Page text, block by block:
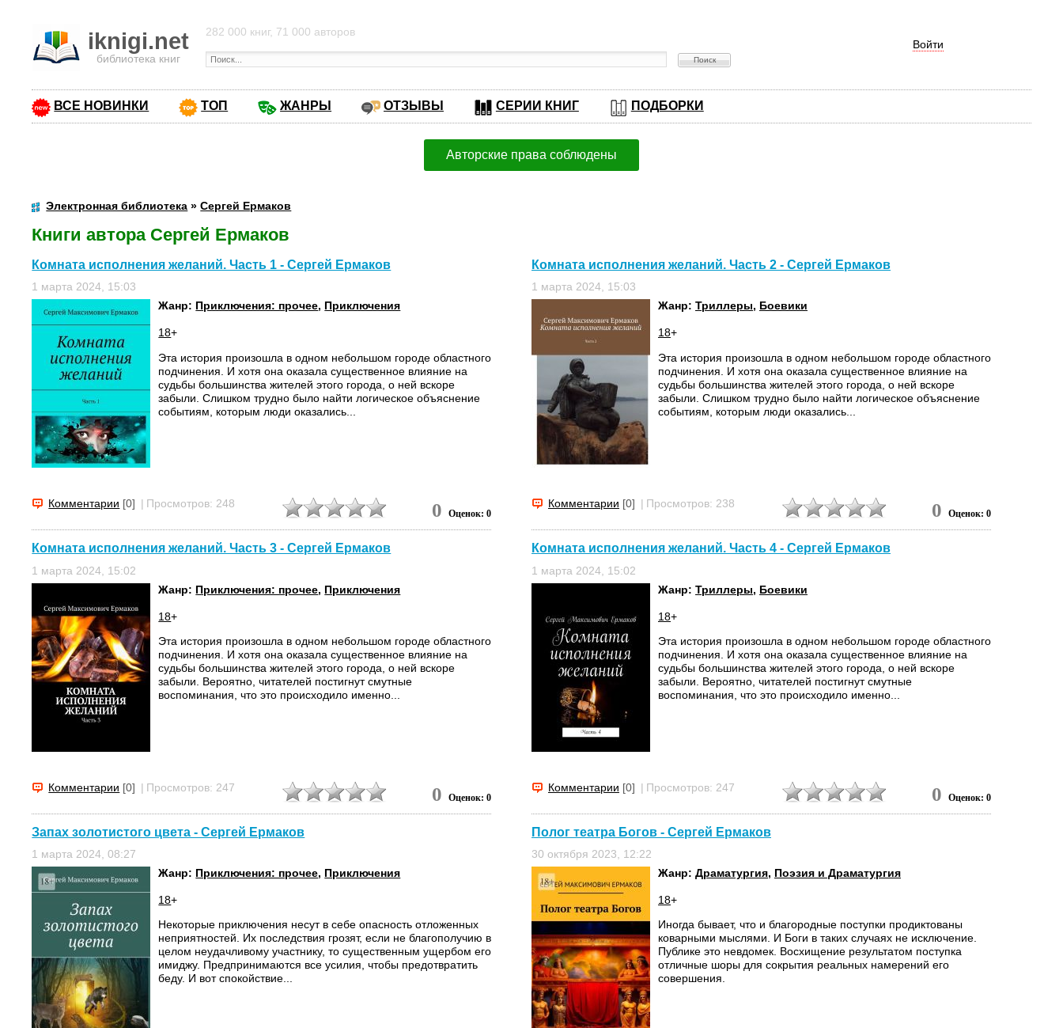
iknigi.net
библиотека книг
Войти
282 000 книг, 71 000 авторов
ВСЕ НОВИНКИ ТОП ЖАНРЫ ОТЗЫВЫ СЕРИИ КНИГ ПОДБОРКИ
Авторские права соблюдены
Электронная библиотека »Сергей Ермаков
Книги автора Сергей Ермаков
Комната исполнения желаний. Часть 1 - Сергей Ермаков
1 марта 2024, 15:03
Жанр: Приключения: прочее, Приключения
18+
Эта история произошла в одном небольшом городе областного
подчинения. И хотя она оказала существенное влияние на
судьбы большинства жителей этого города, о ней вскоре
забыли. Слишком трудно было найти логическое объяснение
событиям, которым люди оказались...
Комментарии [0] | Просмотров: 248 0 Оценок: 0
Комната исполнения желаний. Часть 2 - Сергей Ермаков
1 марта 2024, 15:03
Жанр: Триллеры, Боевики
18+
Эта история произошла в одном небольшом городе областного
подчинения. И хотя она оказала существенное влияние на
судьбы большинства жителей этого города, о ней вскоре
забыли. Слишком трудно было найти логическое объяснение
событиям, которым люди оказались...
Комментарии [0] | Просмотров: 238 0 Оценок: 0
Комната исполнения желаний. Часть 3 - Сергей Ермаков
1 марта 2024, 15:02
Жанр: Приключения: прочее, Приключения
18+
Эта история произошла в одном небольшом городе областного
подчинения. И хотя она оказала существенное влияние на
судьбы большинства жителей этого города, о ней вскоре
забыли. Вероятно, читателей постигнут смутные
воспоминания, что это происходило именно...
Комментарии [0] | Просмотров: 247 0 Оценок: 0
Комната исполнения желаний. Часть 4 - Сергей Ермаков
1 марта 2024, 15:02
Жанр: Триллеры, Боевики
18+
Эта история произошла в одном небольшом городе областного
подчинения. И хотя она оказала существенное влияние на
судьбы большинства жителей этого города, о ней вскоре
забыли. Вероятно, читателей постигнут смутные
воспоминания, что это происходило именно...
Комментарии [0] | Просмотров: 247 0 Оценок: 0
Запах золотистого цвета - Сергей Ермаков
1 марта 2024, 08:27
Жанр: Приключения: прочее, Приключения
18+
Некоторые приключения несут в себе опасность отложенных
неприятностей. Их последствия грозят, если не благополучию в
целом неудачливому участнику, то существенным ущербом его
имиджу. Предпринимаются все усилия, чтобы предотвратить
беду. И вот спокойствие...
Полог театра Богов - Сергей Ермаков
30 октября 2023, 12:22
Жанр: Драматургия, Поэзия и Драматургия
18+
Иногда бывает, что и благородные поступки продиктованы
коварными мыслями. И Боги в таких случаях не исключение.
Публике это невдомек. Восхищение результатом поступка
отличные шоры для сокрытия реальных намерений его
совершения.